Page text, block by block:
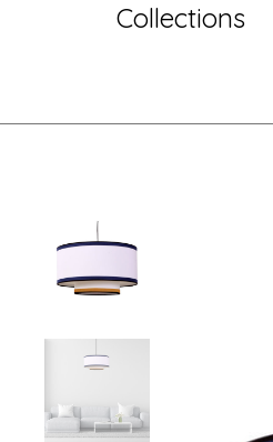
Collections